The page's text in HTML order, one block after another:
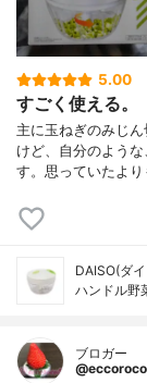
5.00
すごく使える。
主に玉ねぎのみじ
けど、自分のよう
す。思っていたよ
DAISO(ダ
ハンドル野
ブロガー